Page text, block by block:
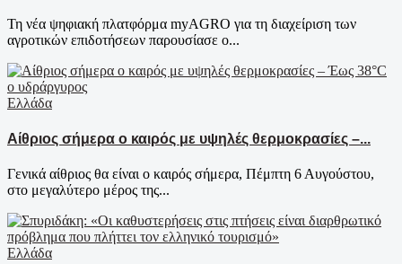
Τη νέα ψηφιακή πλατφόρμα myAGRO για τη διαχείριση των
αγροτικών επιδοτήσεων παρουσίασε ο...
Ελλάδα
Αίθριος σήμερα ο καιρός με υψηλές θερμοκρασίες –...
Γενικά αίθριος θα είναι ο καιρός σήμερα, Πέμπτη 6 Αυγούστου,
στο μεγαλύτερο μέρος της...
Ελλάδα